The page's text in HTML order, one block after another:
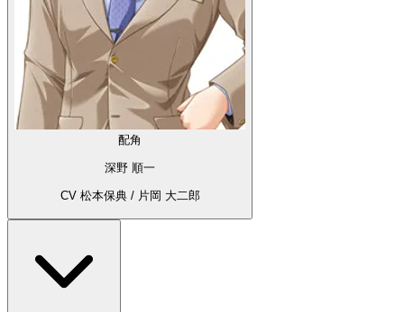
配角
深野 順一
CV 松本保典 / 片岡 大二郎